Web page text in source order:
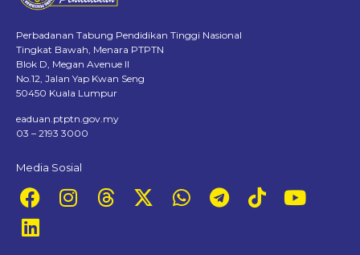
Perbadanan Tabung Pendidikan Tinggi Nasional
Tingkat Bawah, Menara PTPTN
Blok D, Megan Avenue II
No.12, Jalan Yap Kwan Seng
50450 Kuala Lumpur
eaduan.ptptn.gov.my
03 – 2193 3000
Media Sosial